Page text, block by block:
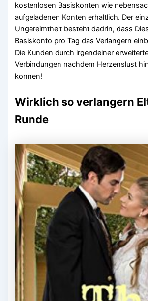
kostenlosen Basiskonten wie
aufgeladenen Konten erhaltlich. Der
Ungereimtheit besteht dadrin, dass
Basiskonto pro Tag das Verlangern
Die Kunden durch irgendeiner
Verbindungen nachdem Herzenslust
konnen!
Wirklich so verlangern
Runde